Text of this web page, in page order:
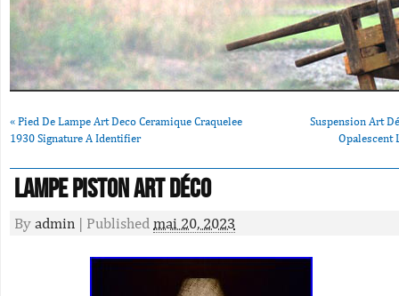
« Pied De Lampe Art Deco Ceramique Craquelee
1930 Signature A Identifier
Suspension Art
Opalescent
Lampe Piston Art Déco
By admin | Published mai 20, 2023